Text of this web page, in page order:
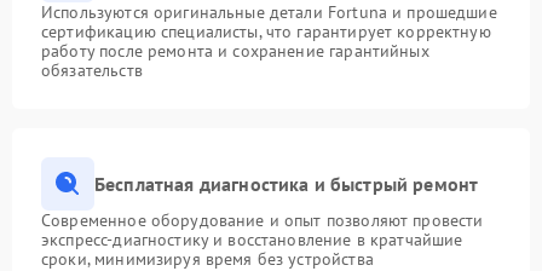
Используются оригинальные детали Fortuna и прошедшие
сертификацию специалисты, что гарантирует корректную
работу после ремонта и сохранение гарантийных
обязательств
Бесплатная диагностика и быстрый ремонт
Современное оборудование и опыт позволяют провести
экспресс-диагностику и восстановление в кратчайшие
сроки, минимизируя время без устройства